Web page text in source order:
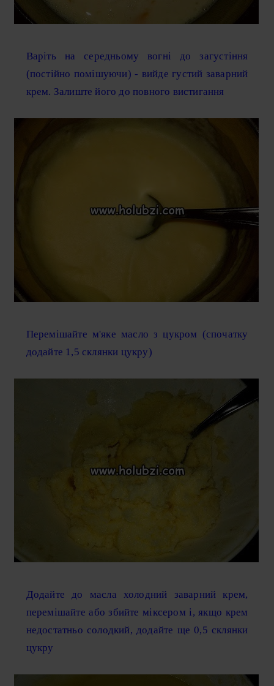
Варіть на середньому вогні до загустіння
(постійно помішуючи) - вийде густий заварний
крем. Залиште його до повного вистигання
Перемішайте м'яке масло з цукром (спочатку
додайте 1,5 склянки цукру)
Додайте до масла холодний заварний крем,
перемішайте або збийте міксером і, якщо крем
недостатньо солодкий, додайте ще 0,5 склянки
цукру